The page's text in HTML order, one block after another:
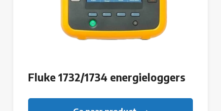
Fluke 1732/1734 energieloggers